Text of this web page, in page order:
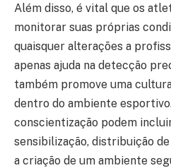
Além disso, é vital que os
monitorar suas próprias
quaisquer alterações a
apenas ajuda na detecção
também promove uma
dentro do ambiente
conscientização podem
sensibilização, distribuição
a criação de um ambiente